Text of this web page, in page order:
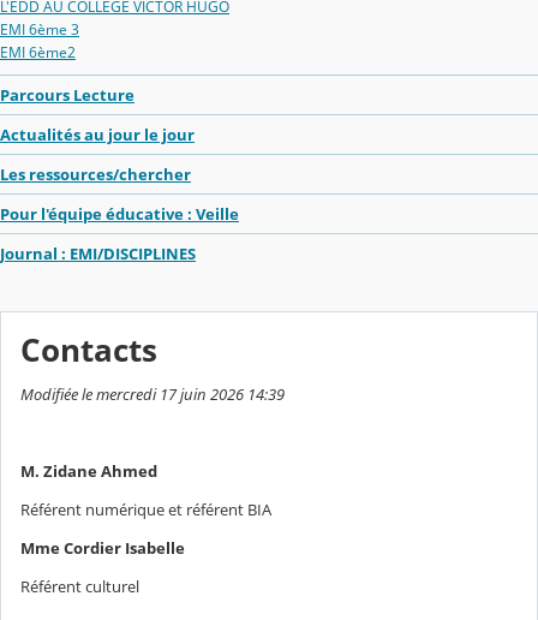
L'EDD AU COLLEGE VICTOR HUGO
EMI 6ème 3
EMI 6ème2
Parcours Lecture
Actualités au jour le jour
Les ressources/chercher
Pour l'équipe éducative : Veille
Journal : EMI/DISCIPLINES
Contacts
Modifiée le mercredi 17 juin 2026 14:39
M. Zidane Ahmed
Référent numérique et référent BIA
Mme Cordier Isabelle
Référent culturel